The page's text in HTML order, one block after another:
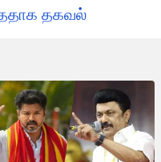
தகவல்